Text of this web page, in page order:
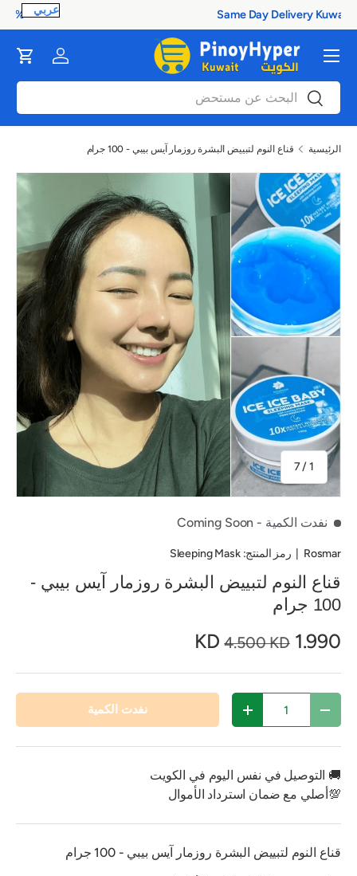
100% Authentic Products
بحث بحث
Log in
Cart القائمة
الرئيسية قناع النوم لتبييض البشرة روزمار آيس بيبي - 100 جرام
صورة 1 متاح الآن في عرض المعرض
1
/من
7
نفدت الكمية - Coming Soon
Rosmar رمز المنتج: Sleeping Mask
قناع النوم لتبييض البشرة روزمار آيس بيبي -
100 جرام
1.990 KD
4.500 KD
تقليل الكمية زيادة الكمية نفدت الكمية
🚚 التوصيل في نفس اليوم في الكويت
💯أصلي مع ضمان استرداد الأموال
قناع النوم لتبييض البشرة روزمار آيس بيبي - 100 جرام